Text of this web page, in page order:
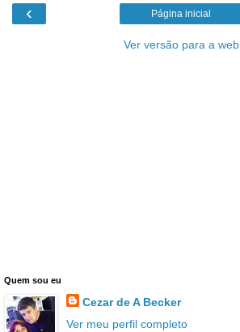
‹ Página inicial
Ver versão para a web
Quem sou eu
Cezar de A Becker
Ver meu perfil completo